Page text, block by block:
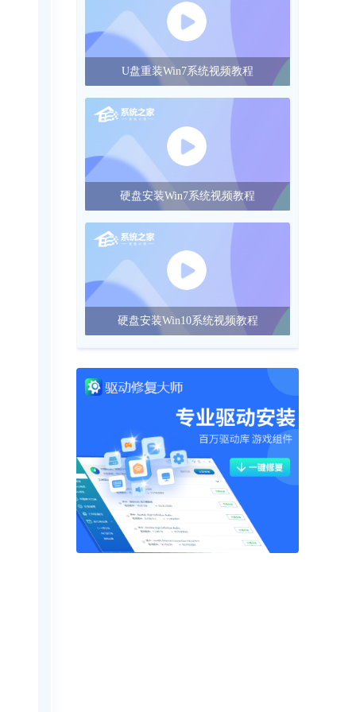
U盘重装Win7系统视频教程
硬盘安装Win7系统视频教程
硬盘安装Win10系统视频教程